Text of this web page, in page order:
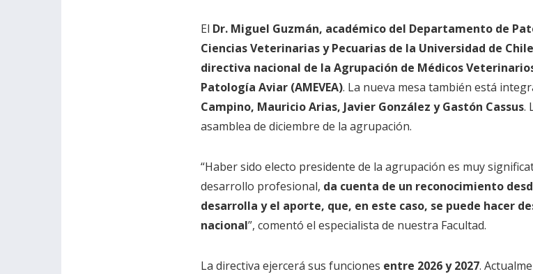
El Dr. Miguel Guzmán, académico del Departamento de
Ciencias Veterinarias y Pecuarias de la Universidad de
directiva nacional de la Agrupación de Médicos
Patología Aviar (AMEVEA). La nueva mesa también está
Campino, Mauricio Arias, Javier González y Gastón Cassus.
asamblea de diciembre de la agrupación.
“Haber sido electo presidente de la agrupación es muy
desarrollo profesional, da cuenta de un reconocimiento
desarrolla y el aporte, que, en este caso, se puede hacer
nacional”, comentó el especialista de nuestra Facultad.
La directiva ejercerá sus funciones entre 2026 y 2027.